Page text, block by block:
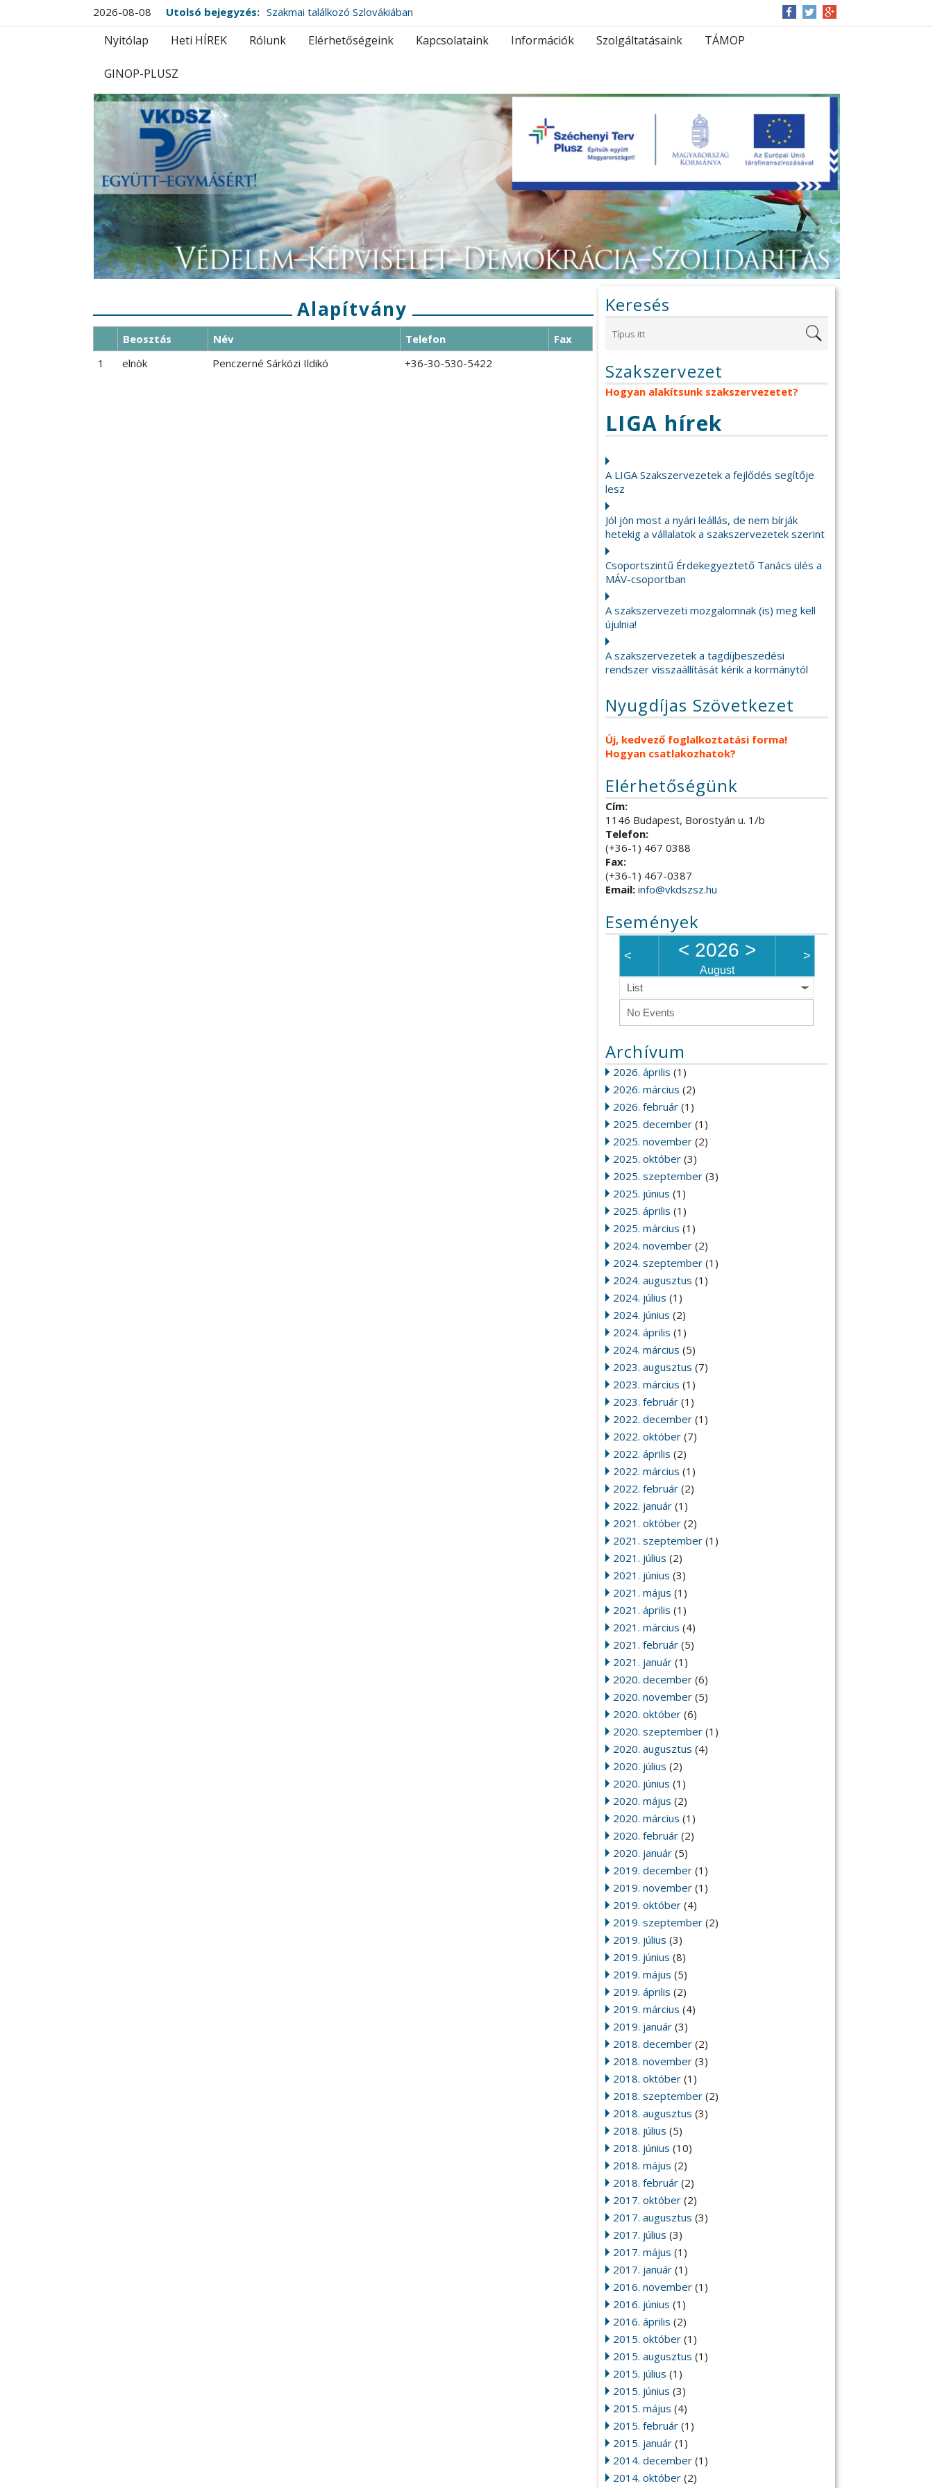
2026-08-08 Utolsó bejegyzés: Szakmai találkozó Szlovákiában
Nyitólap Heti HÍREK Rólunk Elérhetőségeink Kapcsolataink Információk Szolgáltatásaink TÁMOP
GINOP-PLUSZ
Keresés
Szakszervezet
Hogyan alakítsunk szakszervezetet?
LIGA hírek
A LIGA Szakszervezetek a fejlődés segítője
lesz
Jól jön most a nyári leállás, de nem bírják
hetekig a vállalatok a szakszervezetek szerint
Csoportszintű Érdekegyeztető Tanács ülés a
MÁV-csoportban
A szakszervezeti mozgalomnak (is) meg kell
újulnia!
A szakszervezetek a tagdíjbeszedési
rendszer visszaállítását kérik a kormánytól
Nyugdíjas Szövetkezet
Új, kedvező foglalkoztatási forma!
Hogyan csatlakozhatok?
Elérhetőségünk
Cím:
1146 Budapest, Borostyán u. 1/b
Telefon:
(+36-1) 467 0388
Fax:
(+36-1) 467-0387
Email: info@vkdszsz.hu
Események
< < 2026 >
August
>
List
No Events
Archívum
2026. április (1)
2026. március (2)
2026. február(1)
2025. december(1)
2025. november(2)
2025. október(3)
2025. szeptember(3)
2025. június (1)
2025. április (1)
2025. március (1)
2024. november(2)
2024. szeptember(1)
2024. augusztus (1)
2024. július (1)
2024. június (2)
2024. április (1)
2024. március (5)
2023. augusztus (7)
2023. március (1)
2023. február(1)
2022. december(1)
2022. október(7)
2022. április (2)
2022. március (1)
2022. február(2)
2022. január(1)
2021. október(2)
2021. szeptember(1)
2021. július (2)
2021. június (3)
2021. május (1)
2021. április (1)
2021. március (4)
2021. február(5)
2021. január(1)
2020. december(6)
2020. november(5)
2020. október(6)
2020. szeptember(1)
2020. augusztus (4)
2020. július (2)
2020. június (1)
2020. május (2)
2020. március (1)
2020. február(2)
2020. január(5)
2019. december(1)
2019. november(1)
2019. október(4)
2019. szeptember(2)
2019. július (3)
2019. június (8)
2019. május (5)
2019. április (2)
2019. március (4)
2019. január(3)
2018. december(2)
2018. november(3)
2018. október(1)
2018. szeptember(2)
2018. augusztus (3)
2018. július (5)
2018. június (10)
2018. május (2)
2018. február(2)
2017. október(2)
2017. augusztus (3)
2017. július (3)
2017. május (1)
2017. január(1)
2016. november(1)
2016. június (1)
2016. április (2)
2015. október(1)
2015. augusztus (1)
2015. július (1)
2015. június (3)
2015. május (4)
2015. február(1)
2015. január(1)
2014. december(1)
2014. október(2)
Alapítvány
Beosztás Név Telefon
Fax
1
elnök Penczerné Sárközi Ildikó +36-30-530-5422